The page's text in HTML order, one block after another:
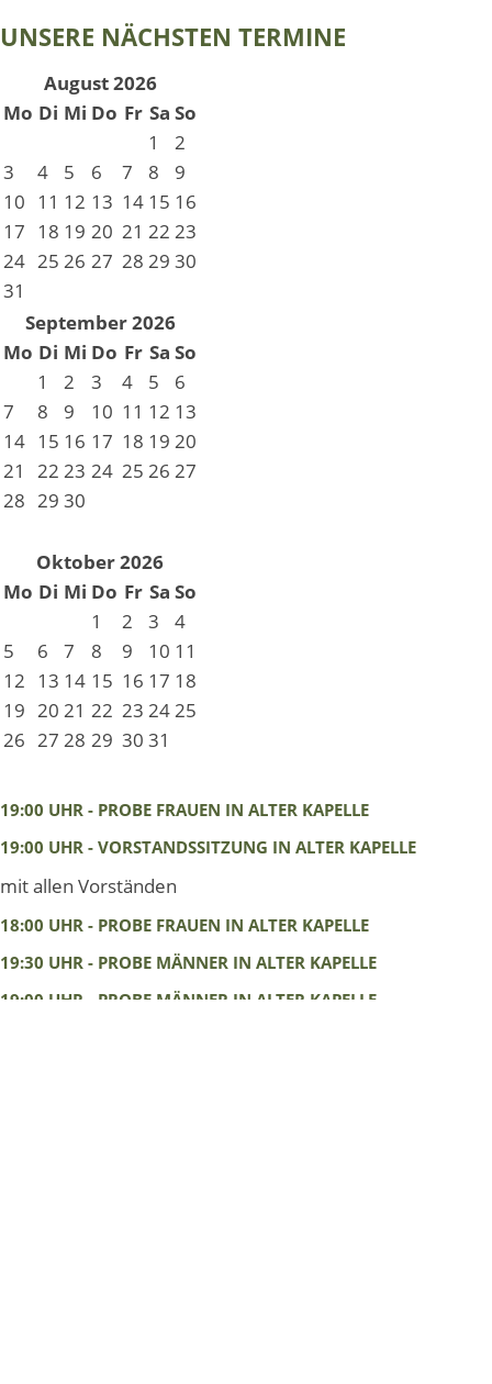
UNSERE NÄCHSTEN TERMINE
August 2026
Mo Di Mi Do Fr Sa So
1
2
3
4 5 6 7 8
9
10 11 12 13 14 15 16
17 18 19 20 21 22 23
24 25 26 27 28 29 30
31
September 2026
Mo Di Mi Do Fr Sa So
1
2 3 4 5
6
7
8 9 10 11 12 13
14 15 16 17 18 19 20
21
22 23 24 25 26 27
28 29 30
Oktober 2026
Mo Di Mi Do Fr Sa So
1
2 3
4
5
6 7 8 9 10 11
12 13 14 15 16 17 18
19 20 21 22 23 2425
26 27 28 29 30 31
19:00 UHR - PROBE FRAUEN IN ALTER KAPELLE
19:00 UHR - VORSTANDSSITZUNG IN ALTER KAPELLE
mit allen Vorständen
18:00 UHR - PROBE FRAUEN IN ALTER KAPELLE
19:30 UHR - PROBE MÄNNER IN ALTER KAPELLE
19:00 UHR - PROBE MÄNNER IN ALTER KAPELLE